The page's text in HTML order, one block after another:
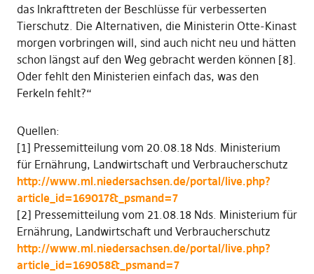
das Inkrafttreten der Beschlüsse für verbesserten
Tierschutz. Die Alternativen, die Ministerin Otte-Kinast
morgen vorbringen will, sind auch nicht neu und hätten
schon längst auf den Weg gebracht werden können [8].
Oder fehlt den Ministerien einfach das, was den
Ferkeln fehlt?“
Quellen:
[1] Pressemitteilung vom 20.08.18 Nds. Ministerium
für Ernährung, Landwirtschaft und Verbraucherschutz
http://www.ml.niedersachsen.de/portal/live.php?
article_id=169017&_psmand=7
[2] Pressemitteilung vom 21.08.18 Nds. Ministerium für
Ernährung, Landwirtschaft und Verbraucherschutz
http://www.ml.niedersachsen.de/portal/live.php?
article_id=169058&_psmand=7